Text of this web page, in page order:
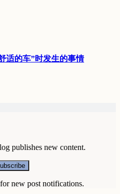
适的车”时发生的事情
publishes new content.
new post notifications.